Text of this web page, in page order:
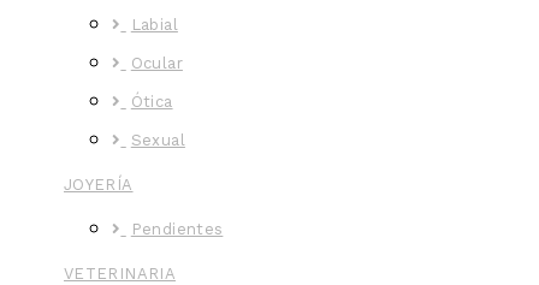
Labial
Ocular
Ótica
Sexual
JOYERÍA
Pendientes
VETERINARIA